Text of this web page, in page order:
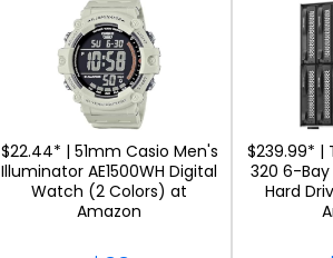
$22.44* | 51mm Casio Men's
Illuminator AE1500WH Digital
Watch (2 Colors) at
Amazon
$239.99* |
320 6-Bay
Hard